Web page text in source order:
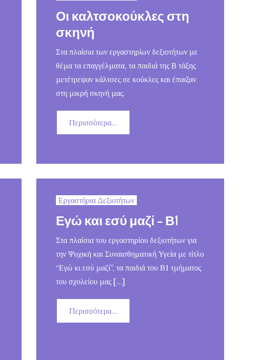
Οι καλτσοκούκλες στη
σκηνή
Στα πλαίσια των εργαστηρίων δεξιοτήτων με
θέμα τα επαγγέλματα, τα παιδιά της Β τάξης
μετέτρεψαν κάλτσες σε κούκλες και έπαιξαν
στη μικρή σκηνή μας.
Περισσότερα...
Εργαστήρια Δεξιοτήτων
Εγώ και εσύ μαζί – Β1
Στα πλαίσια του εργαστηρίου δεξιοτήτων για
την Ψυχική και Συναισθηματική Υγεία με τίτλο
“Εγώ κι εσύ μαζί”, τα παιδιά του Β1 τμήματος
του σχολείου μας […]
Περισσότερα...